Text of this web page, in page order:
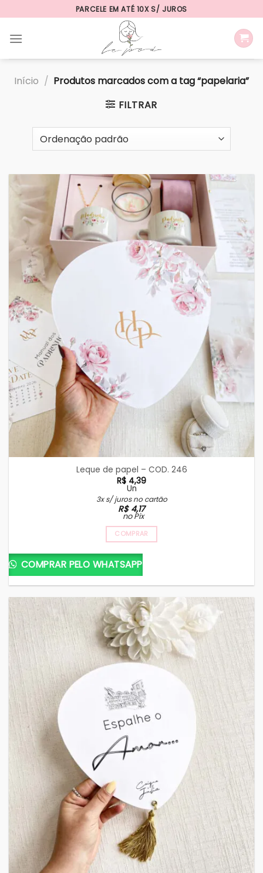
to
content
PARCELE EM ATÉ 10X S/ JUROS
Início / Produtos marcados com a tag “papelaria”
FILTRAR
Leque de papel – COD. 246
R$ 4,39
Un
3x s/ juros no cartão
R$4,17
no Pix
COMPRAR
COMPRAR PELO WHATSAPP